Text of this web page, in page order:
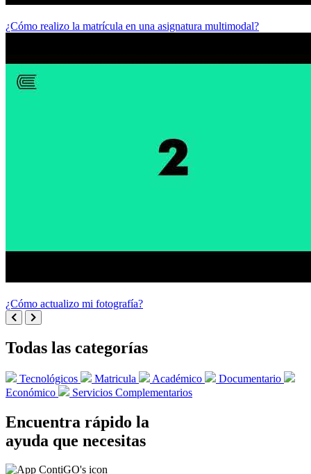
¿Cómo realizo la matrícula en una asignatura multimodal?
¿Cómo actualizo mi fotografía?
Todas las categorías
Tecnológicos Matricula Académico
Documentario
Económico
Servicios Complementarios
Encuentra rápido la
ayuda que necesitas